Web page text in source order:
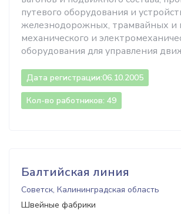
путевого оборудования и
железнодорожных, трамвайных и
механического и
оборудования для управления
Дата регистрации:06.10.2005
Кол-во работников: 49
Балтийская линия
Советск, Калининградская область
Швейные фабрики